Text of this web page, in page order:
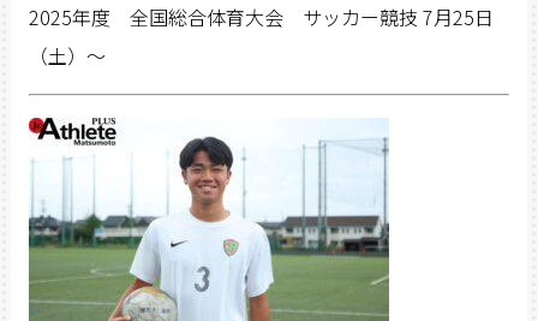
2025年度 全国総合体育大会 サッカー競技 7月25日
（土）〜